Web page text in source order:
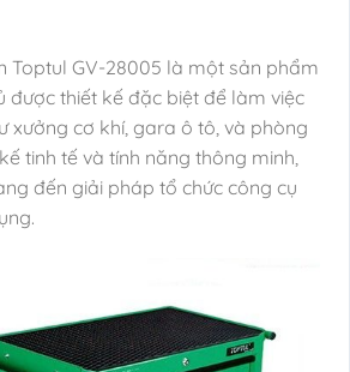
Toptul GV-28005 là một sản phẩm
được thiết kế đặc biệt để làm việc
xưởng cơ khí, gara ô tô, và phòng
tinh tế và tính năng thông minh,
đến giải pháp tổ chức công cụ